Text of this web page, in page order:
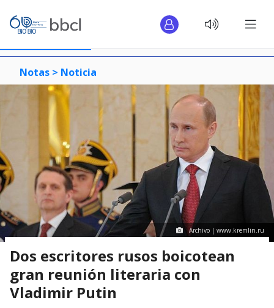
Notas > Noticia
Archivo | www.kremlin.ru
Dos escritores rusos boicotean
gran reunión literaria con
Vladimir Putin